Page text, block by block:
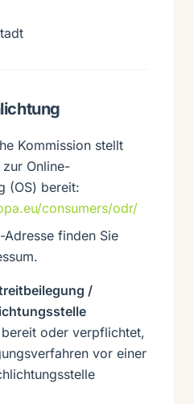
Kommission stellt
Online-
(OS) bereit:
consumers/odr/
Adresse finden Sie
/
oder verpflichtet,
vor einer